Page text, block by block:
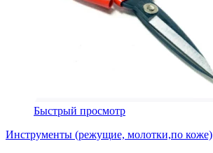
Быстрый просмотр
Инструменты (режущие, молотки,по коже)